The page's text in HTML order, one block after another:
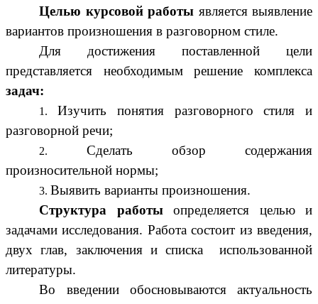
Целью курсовой работы является выявление
вариантов произношения в разговорном стиле.
Для достижения поставленной цели
представляется необходимым решение комплекса
задач:
Изучить понятия разговорного стиля и
разговорной речи;
Сделать обзор содержания
произносительной нормы;
Выявить варианты произношения.
Структура работыопределяется целью и
задачами исследования. Работа состоит из введения,
двух глав, заключения и списка использованной
литературы.
Во введении обосновываются актуальность